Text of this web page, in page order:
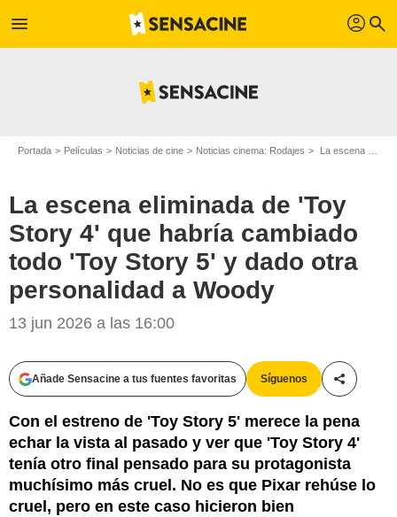
menu profil search
Portada Películas Noticias de cine Noticias cinema: Rodajes La escena eliminada de 'Toy Story 4' que habría cambiado todo 'Toy Story 5' y dado otra personalidad a Woody
La escena eliminada de 'Toy
Story 4' que habría cambiado
todo 'Toy Story 5' y dado otra
personalidad a Woody
13 jun 2026 a las 16:00
Añade Sensacine a tus fuentes favoritas Síguenos
Con el estreno de 'Toy Story 5' merece la pena
echar la vista al pasado y ver que 'Toy Story 4'
tenía otro final pensado para su protagonista
muchísimo más cruel. No es que Pixar rehúse lo
cruel, pero en este caso hicieron bien